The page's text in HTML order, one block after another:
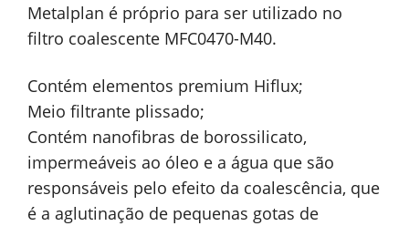
Metalplan é próprio para ser utilizado no
filtro coalescente MFC0470-M40.
Contém elementos premium Hiflux;
Meio filtrante plissado;
Contém nanofibras de borossilicato,
impermeáveis ao óleo e a água que são
responsáveis pelo efeito da coalescência, que
é a aglutinação de pequenas gotas de